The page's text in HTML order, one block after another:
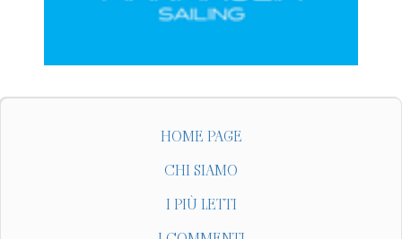
HOME PAGE
CHI SIAMO
I PIÙ LETTI